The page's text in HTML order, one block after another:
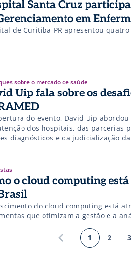
Santa Cruz
em
de Curitiba-PR apresentou
sobre o mercado de saúde
Uip fala sobre os
do evento, David Uip
dos hospitais, das parcerias
diagnósticos e da judicialização
o cloud computing
do cloud computing está
que otimizam a gestão e a
1 2 3